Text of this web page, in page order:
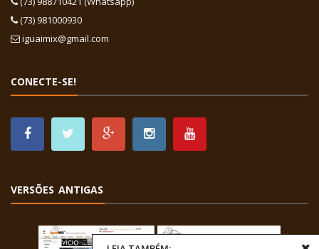
(73) 981000930
iguaimix@gmail.com
CONECTE-SE!
VERSÕES ANTIGAS